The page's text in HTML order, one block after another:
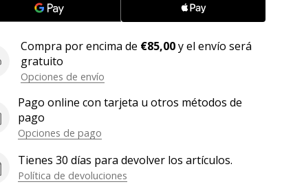
Compra por encima de €85,00y el envío será
gratuito
Opciones de envío
Pago online con tarjeta u otros métodos de
pago
Opciones de pago
Tienes 30 días para devolver los artículos.
Política de devoluciones